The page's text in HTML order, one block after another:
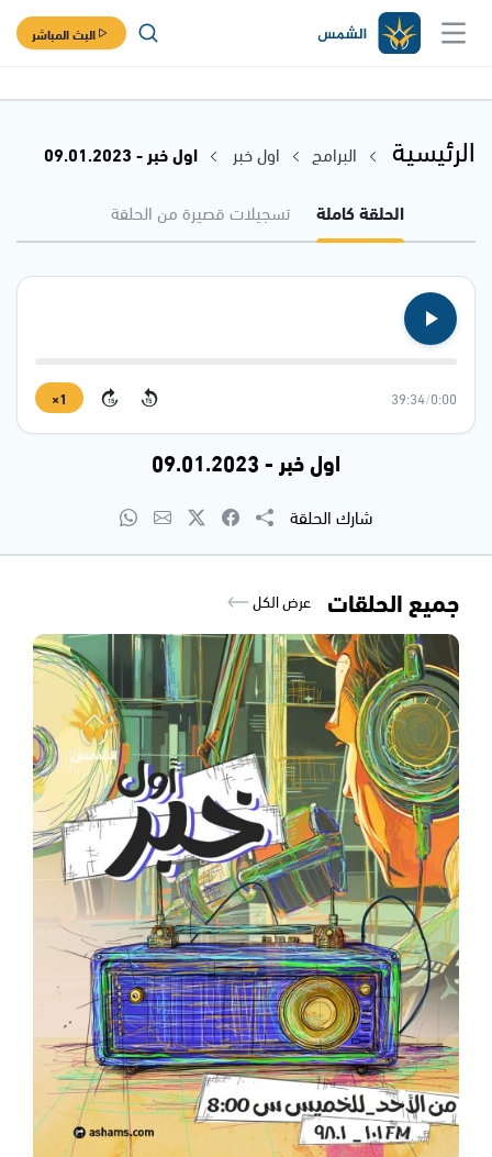
البث المباشر
الرئيسية البرامج اول خبر
اول خبر - 09.01.2023
الحلقة كاملة
تسجيلات قصيرة من الحلقة
0:00
/
39:34
15
15
1×
اول خبر - 09.01.2023
شارك الحلقة
جميع الحلقات عرض الكل